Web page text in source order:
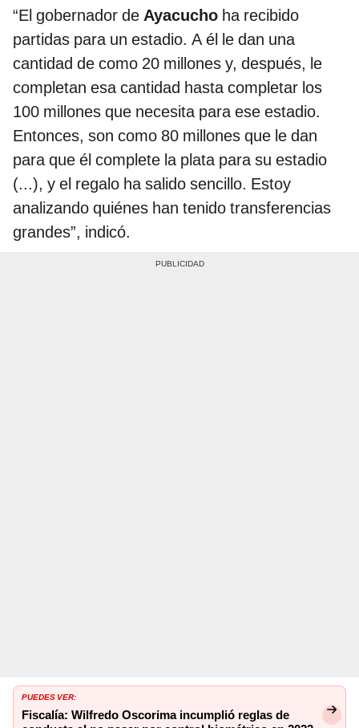
“El gobernador de Ayacucho ha recibido
partidas para un estadio. A él le dan una
cantidad de como 20 millones y, después, le
completan esa cantidad hasta completar los
100 millones que necesita para ese estadio.
Entonces, son como 80 millones que le dan
para que él complete la plata para su estadio
(...), y el regalo ha salido sencillo. Estoy
analizando quiénes han tenido transferencias
grandes”, indicó.
PUEDES VER:
Fiscalía: Wilfredo Oscorima incumplió reglas de